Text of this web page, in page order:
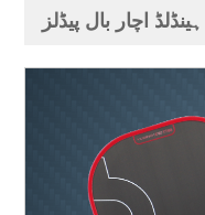
اچار بال پیڈلز